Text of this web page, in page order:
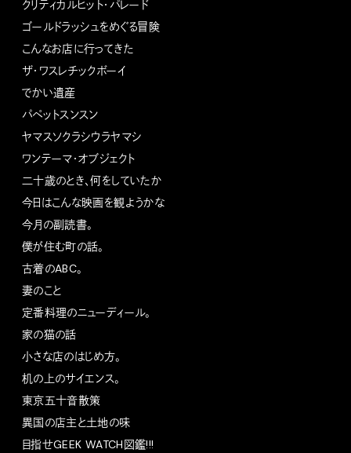
クリティカルヒット・パレード
ゴールドラッシュをめぐる冒険
こんなお店に行ってきた
ザ・ワスレチックボーイ
でかい遺産
パペットスンスン
ヤマスソクラシウラヤマシ
ワンテーマ・オブジェクト
二十歳のとき、何をしていたか
今日はこんな映画を観ようかな
今月の副読書。
僕が住む町の話。
古着のABC。
妻のこと
定番料理のニューディール。
家の猫の話
小さな店のはじめ方。
机の上のサイエンス。
東京五十音散策
異国の店主と土地の味
目指せGEEK WATCH図鑑!!!